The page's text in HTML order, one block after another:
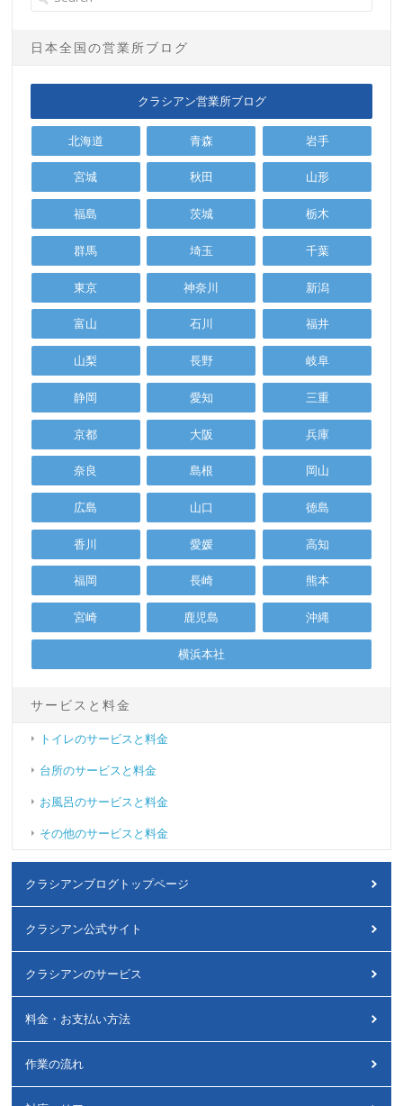
日本全国の営業所ブログ
クラシアン営業所ブログ
北海道 青森 岩手
宮城 秋田 山形
福島 茨城 栃木
群馬 埼玉 千葉
東京 神奈川 新潟
富山 石川 福井
山梨 長野 岐阜
静岡 愛知 三重
京都 大阪 兵庫
奈良 島根 岡山
広島 山口 徳島
香川 愛媛 高知
福岡 長崎 熊本
宮崎 鹿児島 沖縄
横浜本社
サービスと料金
トイレのサービスと料金
台所のサービスと料金
お風呂のサービスと料金
その他のサービスと料金
クラシアンブログトップページ
クラシアン公式サイト
クラシアンのサービス
料金・お支払い方法
作業の流れ